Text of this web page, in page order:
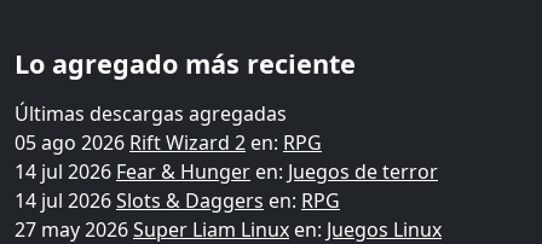
Lo agregado más reciente
Últimas descargas agregadas
05 ago 2026 Rift Wizard 2 en: RPG
14 jul 2026 Fear & Hunger en: Juegos de terror
14 jul 2026Slots & Daggers en: RPG
27 may 2026Super Liam Linux en: Juegos Linux